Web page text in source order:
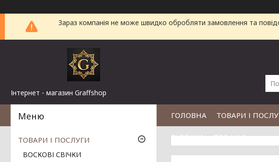
Зараз компанія не може швидко обробляти замовлення та
Інтернет - магазин Graffshop
ГОЛОВНА ТОВАРИ І
ВІДГУКИ ПРО НАС
ТОВАРИ І ПОСЛУГИ
ВОСКОВІ СВІЧКИ